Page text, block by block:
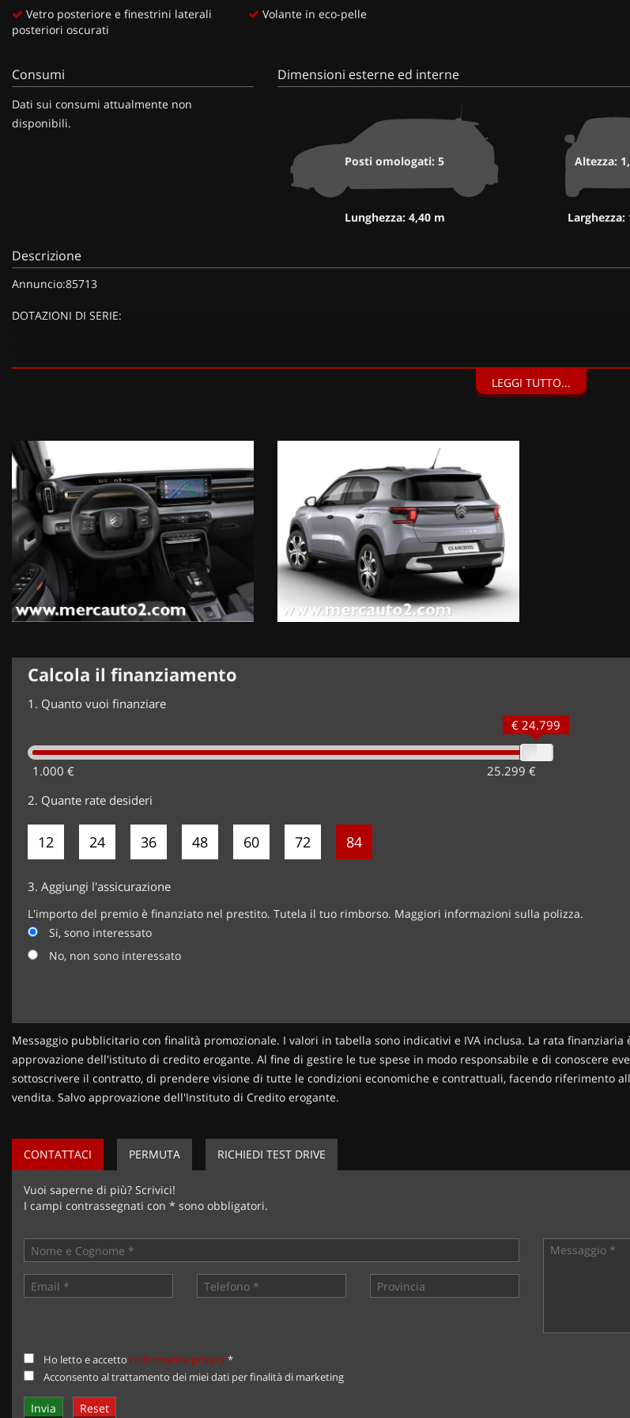
Vetro posteriore e finestrini laterali
posteriori oscurati
Volante in eco-pelle
Consumi
Dati sui consumi attualmente non
disponibili.
Dimensioni esterne ed interne
Posti omologati: 5
Lunghezza: 4,40 m
Altezza:
Larghezza:
Descrizione
Annuncio:85713
DOTAZIONI DI SERIE:
Appoggiatesta(2) regolabili (ripiegabili 50/50), 2 sedili individuali ribaltabili (50/50) nella 3ª fila, 1 presa USB-C
LEGGI TUTTO...
Calcola il finanziamento
1. Quanto vuoi finanziare
1.000 € 25.299 €
€ 24.799
2. Quante rate desideri
12 24 36 48 60 72 84
3. Aggiungi l'assicurazione
L'importo del premio è finanziato nel prestito. Tutela il tuo rimborso. Maggiori informazioni sulla polizza.
Si, sono interessato
No, non sono interessato
Messaggio pubblicitario con finalità promozionale. I valori in tabella sono indicativi e IVA inclusa. La rata
approvazione dell'istituto di credito erogante. Al fine di gestire le tue spese in modo responsabile e di conoscere
sottoscrivere il contratto, di prendere visione di tutte le condizioni economiche e contrattuali, facendo riferimento
vendita. Salvo approvazione dell'Instituto di Credito erogante.
CONTATTACI PERMUTA RICHIEDI TEST DRIVE
Vuoi saperne di più? Scrivici!
I campi contrassegnati con * sono obbligatori.
Ho letto e accetto l'informativa privacy*
Acconsento al trattamento dei miei dati per finalità di marketing